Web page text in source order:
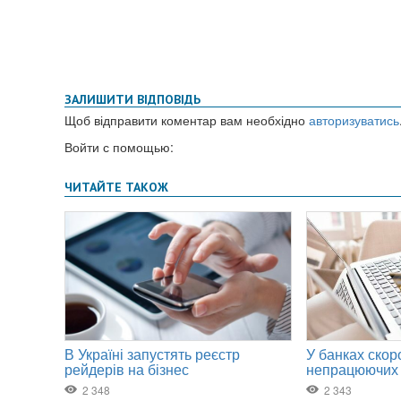
ЗАЛИШИТИ ВІДПОВІДЬ
Щоб відправити коментар вам необхідно авторизуватись
Войти с помощью: